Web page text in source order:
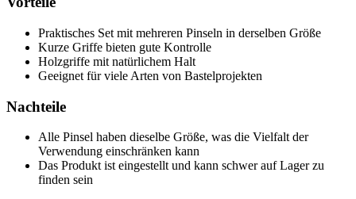
Praktisches Set mit mehreren Pinseln in derselben Größe
Kurze Griffe bieten gute Kontrolle
Holzgriffe mit natürlichem Halt
Geeignet für viele Arten von Bastelprojekten
Nachteile
Alle Pinsel haben dieselbe Größe, was die Vielfalt der
Verwendung einschränken kann
Das Produkt ist eingestellt und kann schwer auf Lager zu
finden sein